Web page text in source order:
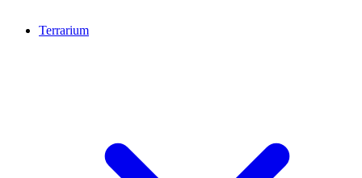
Terrarium